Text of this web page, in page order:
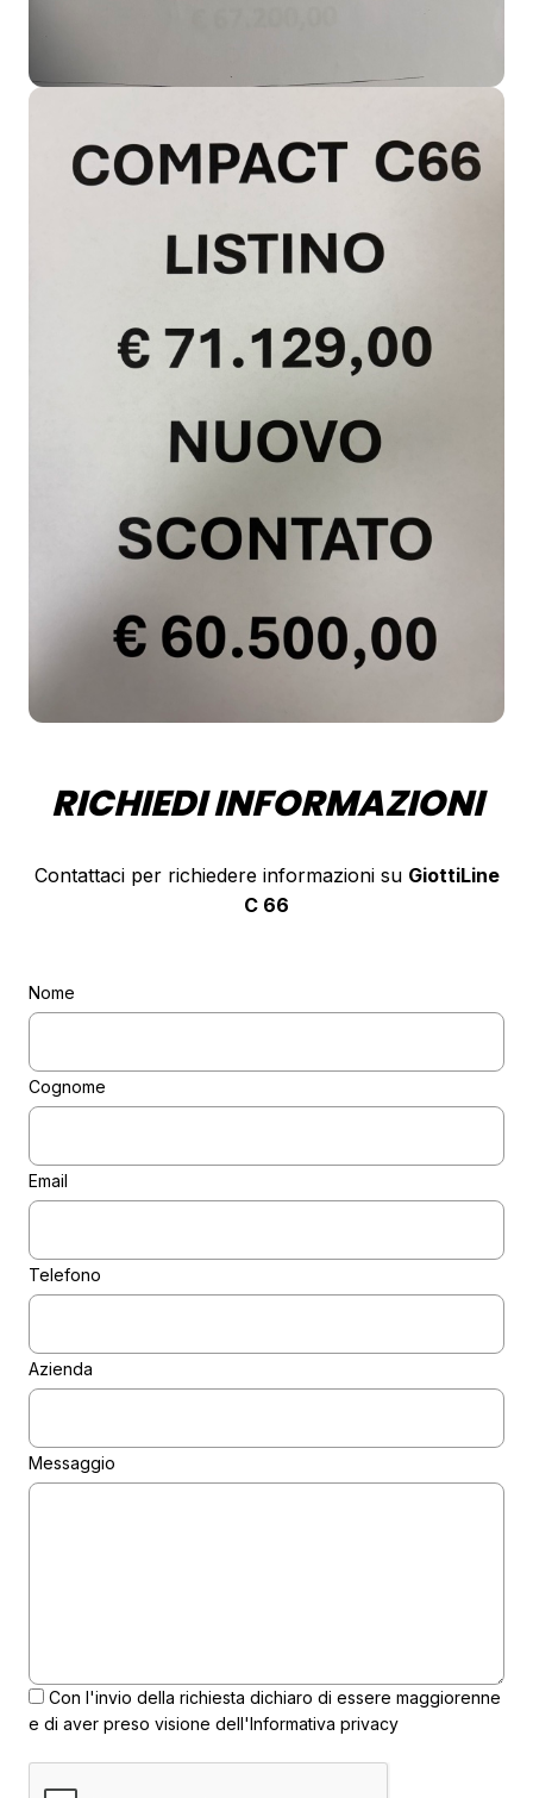
RICHIEDI INFORMAZIONI
Contattaci per richiedere informazioni su GiottiLine
C 66
Nome
Cognome
Email
Telefono
Azienda
Messaggio
Con l'invio della richiesta dichiaro di essere maggiorenne
e di aver preso visione dell'Informativa privacy